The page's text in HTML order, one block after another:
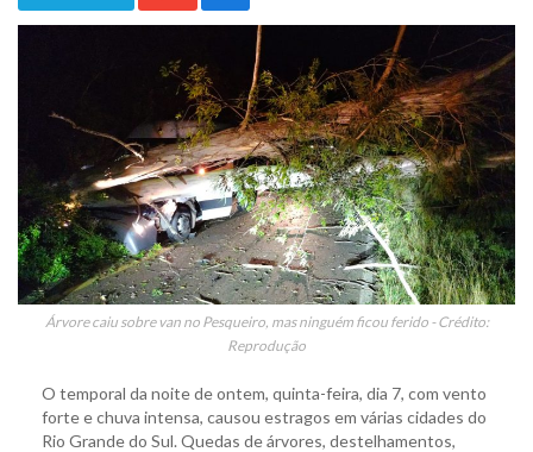
Árvore caiu sobre van no Pesqueiro, mas ninguém ficou ferido - Crédito:
Reprodução
O temporal da noite de ontem, quinta-feira, dia 7, com vento
forte e chuva intensa, causou estragos em várias cidades do
Rio Grande do Sul. Quedas de árvores, destelhamentos,